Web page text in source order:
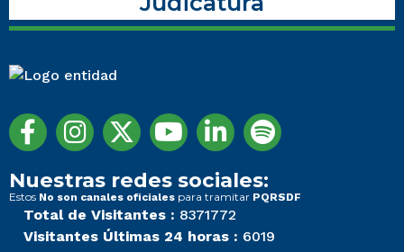
Nuestras redes sociales:
Estos No son canales oficiales para tramitar PQRSDF
Total de Visitantes : 8371772
Visitantes Últimas 24 horas : 6019